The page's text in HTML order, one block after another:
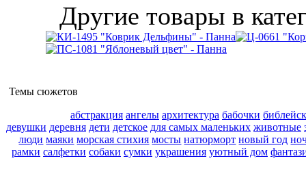
Другие товары в
Темы сюжетов
абстракция ангелы архитектура бабочки
девушки деревня дети детское для самых маленьких животные
люди маяки морская стихия мосты натюрморт новый год
рамки салфетки собаки сумки украшения уютный дом